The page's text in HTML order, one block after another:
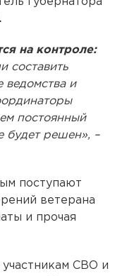
на контроле:
составить
ведомства и
постоянный
будет решен», –
поступают
ветерана
и прочая
СВО и